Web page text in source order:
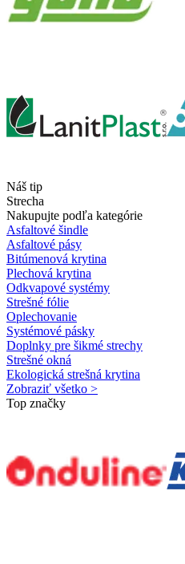
Náš tip
Strecha
Nakupujte podľa kategórie
Asfaltové šindle
Asfaltové pásy
Bitúmenová krytina
Plechová krytina
Odkvapové systémy
Strešné fólie
Oplechovanie
Systémové pásky
Doplnky pre šikmé strechy
Strešné okná
Ekologická strešná krytina
Zobraziť všetko >
Top značky